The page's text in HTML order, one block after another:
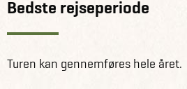
Nido i nord, hvor du kan nyde
klippeøer, smukke strande og
sejler du til fjerntliggende øde øer,
Bedste rejseperiode
Turen kan gennemføres hele året.